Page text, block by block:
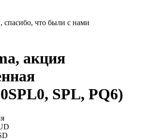
спасибо, что были с нами
акция
SPL, PQ6)